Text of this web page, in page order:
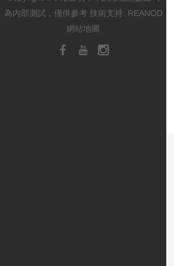
為內部測試，僅供參考 技術支持: REANOD
網站地圖